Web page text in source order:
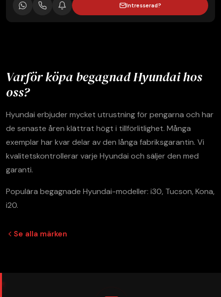
Intresserad?
Varför köpa begagnad Hyundai hos
oss?
Hyundai erbjuder mycket utrustning för pengarna och har
de senaste åren klättrat högt i tillförlitlighet. Många
exemplar har kvar delar av den långa fabriksgarantin. Vi
kvalitetskontrollerar varje Hyundai och säljer den med
garanti.
Populära begagnade Hyundai-modeller: i30, Tucson, Kona,
i20.
Se alla märken